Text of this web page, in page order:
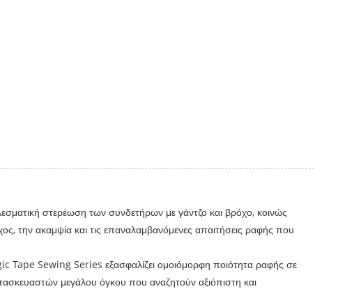
στερέωση των συνδετήρων με γάντζο και βρόχο, κοινώς
την ακαμψία και τις επαναλαμβανόμενες απαιτήσεις ραφής που
Tape Sewing Series εξασφαλίζει ομοιόμορφη ποιότητα ραφής σε
μεγάλου όγκου που αναζητούν αξιόπιστη και